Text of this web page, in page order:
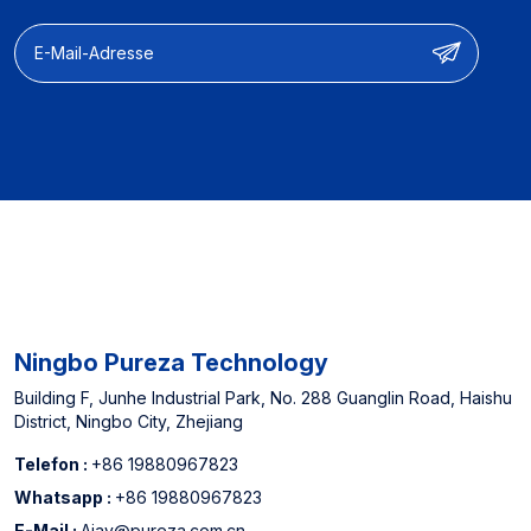
Ausgewiesener Lieferant
für nordamerikanische
Offline -Supermärkte und
Ningbo Pureza Technology
Building F, Junhe Industrial Park, No. 288 Guanglin Road, Haishu
District, Ningbo City, Zhejiang
Telefon : +86 19880967823
Whatsapp : +86 19880967823